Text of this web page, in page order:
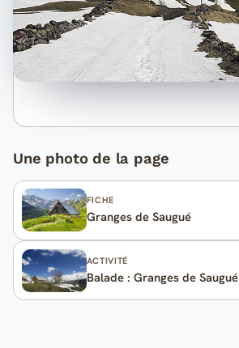
Une photo de la page
FICHE
Granges de Saugué
ACTIVITÉ
Balade : Granges de Saugué